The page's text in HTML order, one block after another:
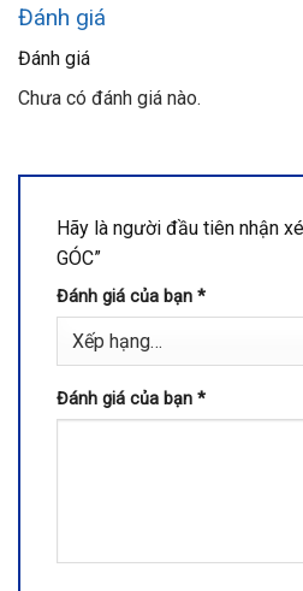
Đánh giá
Đánh giá
Chưa có đánh giá nào.
Hãy là người đầu tiên nhận
GÓC”
Đánh giá của bạn *
Đánh giá của bạn *